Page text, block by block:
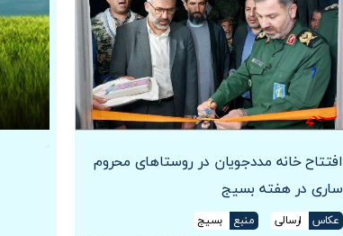
افتتاح خانه مددجویان در روستاهای محروم
ساری در هفته بسیج
عکاس ارسالی منبع
بسیج